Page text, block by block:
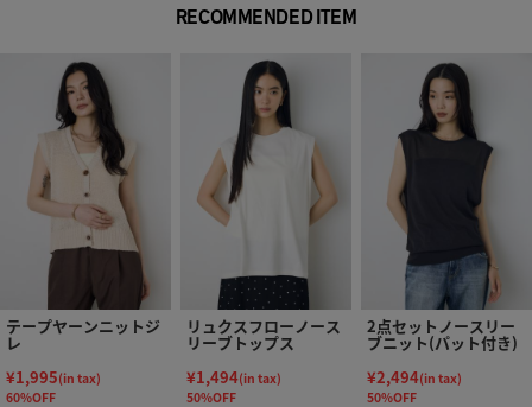
RECOMMENDED ITEM
テープヤーンニットジ
レ
¥1,995(in tax)
60%OFF
リュクスフローノース
リーブトップス
¥1,494(in tax)
50%OFF
2点セットノースリー
ブニット(パット付き)
¥2,494(in tax)
50%OFF